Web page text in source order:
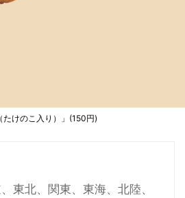
たけのこ入り）」(150円)
東北、関東、東海、北陸、